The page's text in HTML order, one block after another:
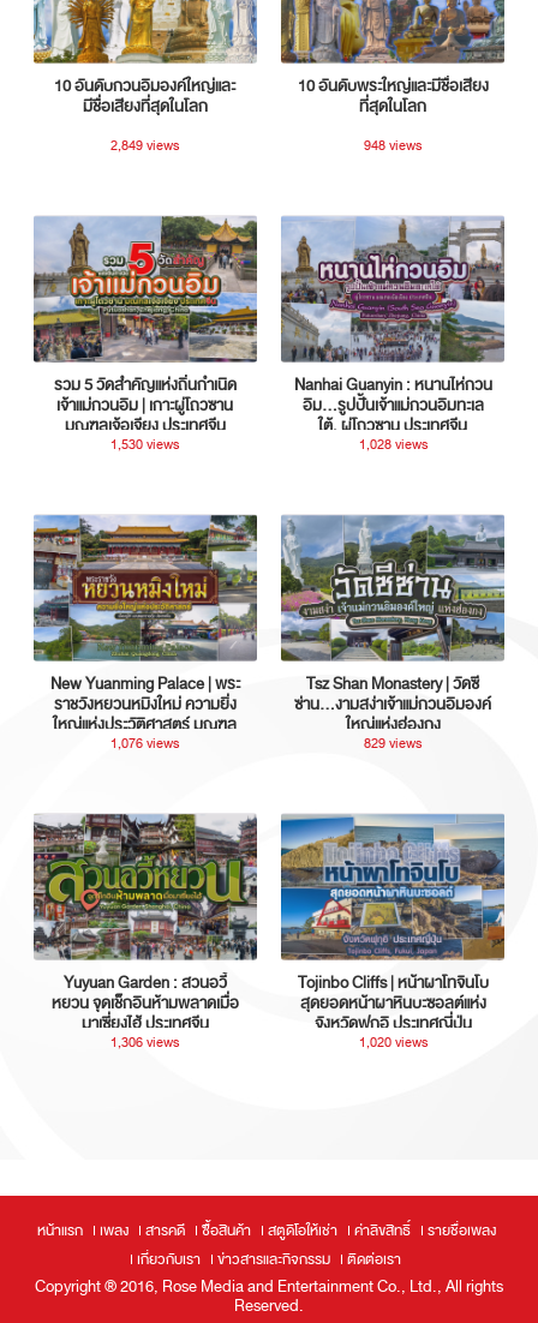
10 อันดับกวนอิมองค์ใหญ่และ
มีชื่อเสียงที่สุดในโลก
2,849 views
10 อันดับพระใหญ่และมีชื่อเสียง
ที่สุดในโลก
948 views
รวม 5 วัดสำคัญแห่งถิ่นกำเนิด
เจ้าแม่กวนอิม | เกาะผู่โถวซาน
มณฑลเจ้อเจียง ประเทศจีน
1,530 views
Nanhai Guanyin : หนานไห่กวน
อิม...รูปปั้นเจ้าแม่กวนอิมทะเล
ใต้, ผู่โถวซาน ประเทศจีน
1,028 views
New Yuanming Palace | พระ
ราชวังหยวนหมิงใหม่ ความยิ่ง
ใหญ่แห่งประวัติศาสตร์ มณฑล
กวางตุ้ง ประเทศจีน
1,076 views
Tsz Shan Monastery | วัดซี
ซ่าน…งามสง่าเจ้าแม่กวนอิมองค์
ใหญ่แห่งฮ่องกง
829 views
Yuyuan Garden : สวนอวี้
หยวน จุดเช็กอินห้ามพลาดเมื่อ
มาเซี่ยงไฮ้ ประเทศจีน
1,306 views
Tojinbo Cliffs | หน้าผาโทจินโบ
สุดยอดหน้าผาหินบะซอลต์แห่ง
จังหวัดฟุกุอิ ประเทศญี่ปุ่น
1,020 views
หน้าแรก เพลง สารคดี ซื้อสินค้า สตูดิโอให้เช่า ค่าลิขสิทธิ์
รายชื่อเพลง
เกี่ยวกับเรา
ข่าวสารและกิจกรรม ติดต่อเรา
Copyright ® 2016, Rose Media and Entertainment Co., Ltd., All rights
Reserved.